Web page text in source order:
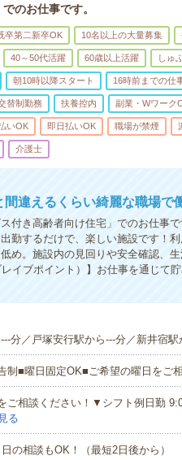
のお仕事です。
卒第二新卒OK 10名以上の大量募集
40～50代活躍 60歳以上活躍 しゅ
朝10時以降スタート 16時前までの仕
替制勤務 扶養控内 副業・Wワーク
いOK 即日払いOK 職場が禁煙
介護士
違えるくらい綺麗な職場で
付き高齢者向け住宅」でのお仕事
勤するだけで、楽しい施設です！
め。施設内の見回りや安全確認、
イブポイント）】お仕事を通じて
分／戸塚安行駅から---分／新井宿駅
制■曜日固定OK■ご希望の曜日をご
ご相談ください！▼シフト例日勤
る
の相談もOK！（最短2日後から）